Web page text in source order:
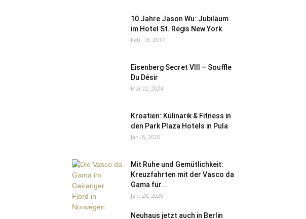
10 Jahre Jason Wu: Jubiläum
im Hotel St. Regis New York
Feb. 18, 2017
Eisenberg Secret VIII – Souffle
Du Désir
Mai 22, 2024
Kroatien: Kulinarik & Fitness in
den Park Plaza Hotels in Pula
Jan. 8, 2020
Mit Ruhe und Gemütlichkeit:
Kreuzfahrten mit der Vasco da
Gama für...
Jan. 28, 2026
Neuhaus jetzt auch in Berlin